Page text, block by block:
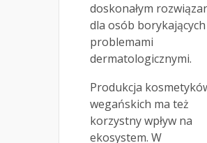
doskonałym
dla osób borykających
problemami
dermatologicznymi.
Produkcja
wegańskich ma też
korzystny wpływ na
ekosystem. W